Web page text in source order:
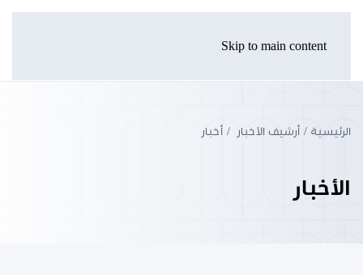
Skip to main content
الرئيسية أرشيف الأخبار أخبار
الأخبار